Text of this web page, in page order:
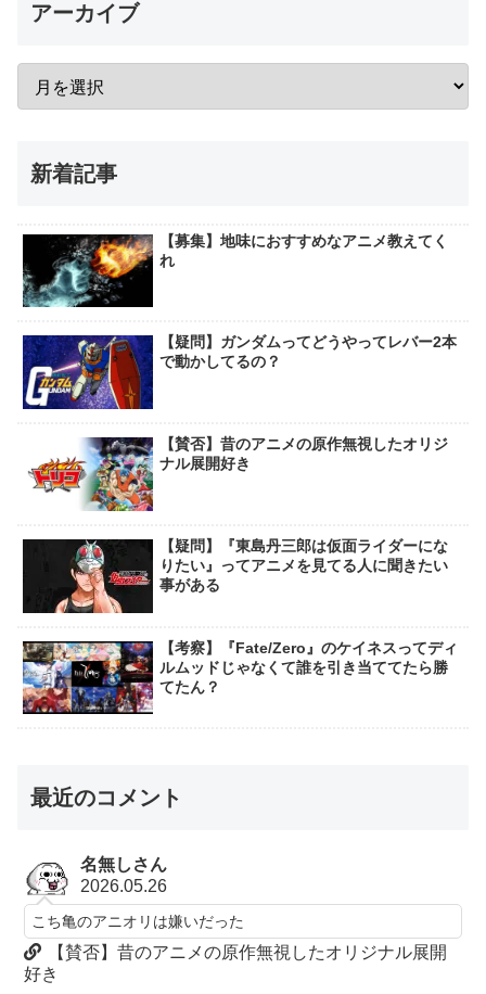
アーカイブ
新着記事
【募集】地味におすすめなアニメ教えてく
れ
【疑問】ガンダムってどうやってレバー2本
で動かしてるの？
【賛否】昔のアニメの原作無視したオリジ
ナル展開好き
【疑問】『東島丹三郎は仮面ライダーにな
りたい』ってアニメを見てる人に聞きたい
事がある
【考察】『Fate/Zero』のケイネスってディ
ルムッドじゃなくて誰を引き当ててたら勝
てたん？
最近のコメント
名無しさん
2026.05.26
こち亀のアニオリは嫌いだった
【賛否】昔のアニメの原作無視したオリジナル展開
好き